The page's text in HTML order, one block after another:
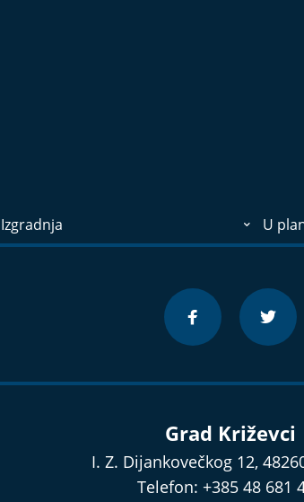
Izgradnja U
Grad Križevci
I. Z. Dijankovečkog 12,
Telefon: +385 48 681